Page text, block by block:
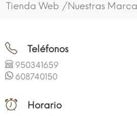
Tienda Web Nuestras
Teléfonos
950341659
608740150
Horario